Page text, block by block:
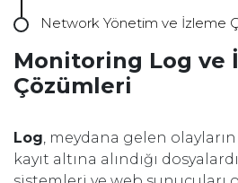
Network Yönetim ve İzleme
Monitoring Log ve
Çözümleri
Log, meydana gelen
kayıt altına alındığı